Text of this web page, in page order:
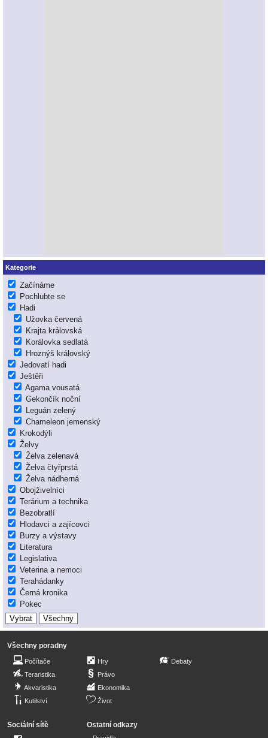
Kategorie
Začínáme
Pochlubte se
Hadi
Užovka červená
Krajta královská
Korálovka sedlatá
Hroznýš královský
Jedovatí hadi
Ještěři
Agama vousatá
Gekončík noční
Leguán zelený
Chameleon jemenský
Krokodýli
Želvy
Želva zelenavá
Želva čtyřprstá
Želva nádherná
Obojživelníci
Terárium a technika
Bezobratlí
Hlodavci a zajícovci
Burzy a výstavy
Literatura
Legislativa
Veterina a nemoci
Terahádanky
Černá kronika
Pokec
Všechny poradny
Počítače
Teraristika
Akvaristika
Kutilství
Hry
Právo
Ekonomika
Život
Debaty
Sociální sítě Ostatní odkazy